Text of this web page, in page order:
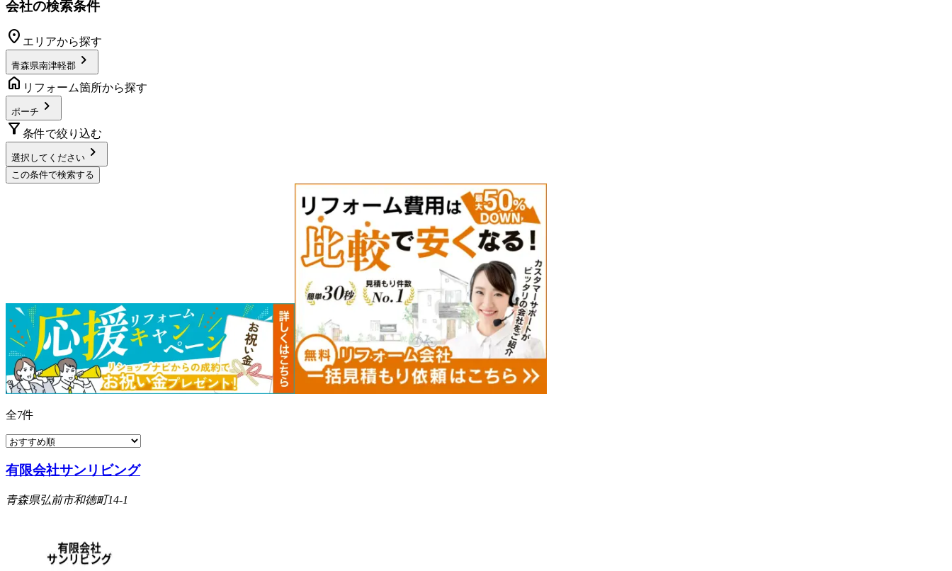
会社の検索条件
location_on エリアから探す
青森県南津軽郡 chevron_right
home リフォーム箇所から探す
ポーチ chevron_right
filter_alt 条件で絞り込む
選択してください chevron_right
この条件で検索する
全7件
有限会社サンリビング
青森県弘前市和徳町14-1